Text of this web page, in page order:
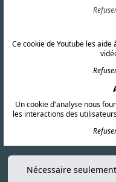
Turquie
Nous proposons
certification RF,
équipe mène
réglementaires
informations
vous y retrouver
conformité.
Ce cookie de Youtube les
Un cookie d'analyse nous
les interactions des
Nécessaire seulement